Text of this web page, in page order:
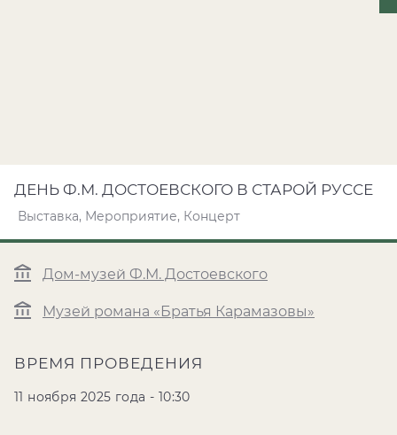
ДЕНЬ Ф.М. ДОСТОЕВСКОГО В СТАРОЙ РУССЕ
Выставка, Мероприятие, Концерт
Дом-музей Ф.М. Достоевского
Музей романа «Братья Карамазовы»
ВРЕМЯ ПРОВЕДЕНИЯ
11 ноября 2025 года - 10:30